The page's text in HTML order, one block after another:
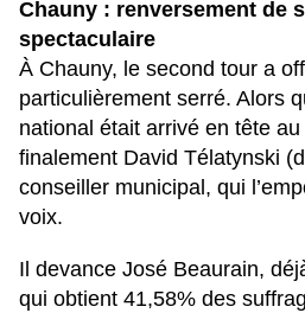
Chauny : renversement de
spectaculaire
À Chauny, le second tour a
particulièrement serré. Alors
national était arrivé en tête au
finalement David Télatynski
conseiller municipal, qui
voix.
Il devance José Beaurain,
qui obtient 41,58% des